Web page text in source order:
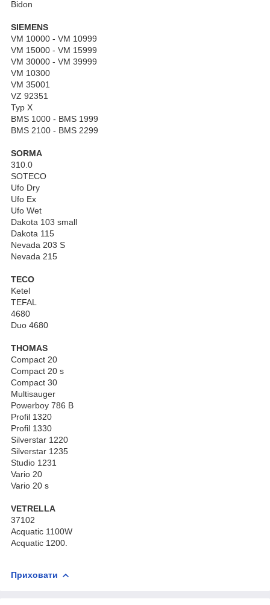
Bidon
SIEMENS
VM 10000 - VM 10999
VM 15000 - VM 15999
VM 30000 - VM 39999
VM 10300
VM 35001
VZ 92351
Typ X
BMS 1000 - BMS 1999
BMS 2100 - BMS 2299
SORMA
310.0
SOTECO
Ufo Dry
Ufo Ex
Ufo Wet
Dakota 103 small
Dakota 115
Nevada 203 S
Nevada 215
TECO
Ketel
TEFAL
4680
Duo 4680
THOMAS
Compact 20
Compact 20 s
Compact 30
Multisauger
Powerboy 786 B
Profil 1320
Profil 1330
Silverstar 1220
Silverstar 1235
Studio 1231
Vario 20
Vario 20 s
VETRELLA
37102
Acquatic 1100W
Acquatic 1200.
Приховати